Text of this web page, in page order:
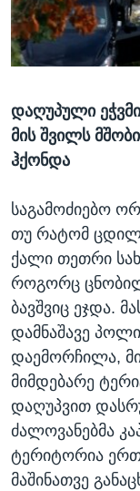
ᲡᲢᲣᲓᲘᲐ
ᲔᲙᲝᲜᲝᲛᲘᲙᲐ
ᲯᲐᲜᲛᲠᲗᲔᲚᲝᲑᲐ
ᲘᲜᲢᲔᲠᲕᲘᲣ
ᲙᲣᲚᲢᲣᲠᲐ
ᲓᲔᲖᲘᲜᲤᲝᲠᲛᲐᲪᲘᲐ
Learning English
ენები
დაღუპული
მის შვილს
ჰქონდა
საგამოძიებო
თუ რატომ
ქალი თეთრი
როგორც
ბავშვიც ეჯდა.
დამნაშავე
დაემორჩილა,
მიმდებარე
დაღუპვით
ძალოვანებმა
ტერიტორია
მაშინათვე